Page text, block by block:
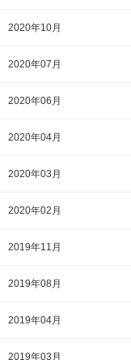
2020年10月
2020年07月
2020年06月
2020年04月
2020年03月
2020年02月
2019年11月
2019年08月
2019年04月
2019年03月